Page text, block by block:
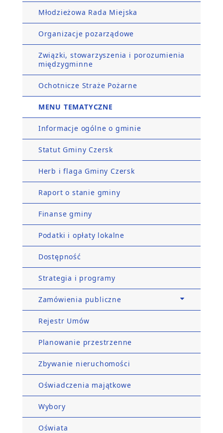
Młodzieżowa Rada Miejska
Organizacje pozarządowe
Związki, stowarzyszenia i porozumienia
międzygminne
Ochotnicze Straże Pożarne
MENU TEMATYCZNE
Informacje ogólne o gminie
Statut Gminy Czersk
Herb i flaga Gminy Czersk
Raport o stanie gminy
Finanse gminy
Podatki i opłaty lokalne
Dostępność
Strategia i programy
Zamówienia publiczne
Rejestr Umów
Planowanie przestrzenne
Zbywanie nieruchomości
Oświadczenia majątkowe
Wybory
Oświata